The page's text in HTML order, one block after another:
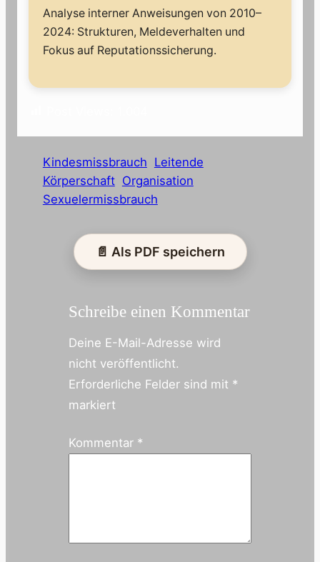
Analyse interner Anweisungen von 2010–
2024: Strukturen, Meldeverhalten und
Fokus auf Reputationssicherung.
Kindesmissbrauch Leitende
Körperschaft Organisation
Sexuelermissbrauch
📄 Als PDF speichern
Schreibe einen Kommentar
Deine E-Mail-Adresse wird
nicht veröffentlicht.
Erforderliche Felder sind mit *
markiert
Kommentar *